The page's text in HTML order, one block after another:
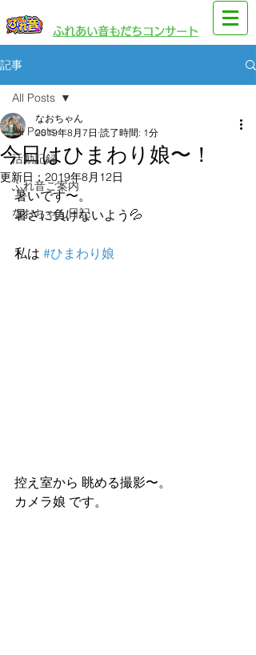
​ふれあい音もだちコンサート
記事
All Posts
活動記録
ふれ音ご案内
なおちゃん日記
All Posts
今日はひまわり娘〜！
なおちゃん
2019年8月7日 読了時間: 1分
更新日： 2019年8月12日
暑いです〜。
暑さに負けないよう💦
私は #ひまわり娘
控え室から 眺める撮影〜。
カメラ娘 です。